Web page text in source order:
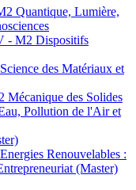
Quantique, Lumière,
M2 Dispositifs
des Matériaux et
des Solides
Pollution de l'Air et
Renouvelables :
(Master)